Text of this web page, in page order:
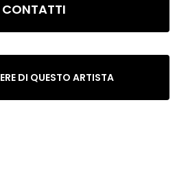
CONTATTI
DI QUESTO ARTISTA